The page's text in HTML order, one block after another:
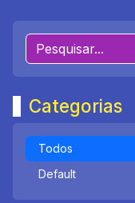
Categorias
Todos
Default